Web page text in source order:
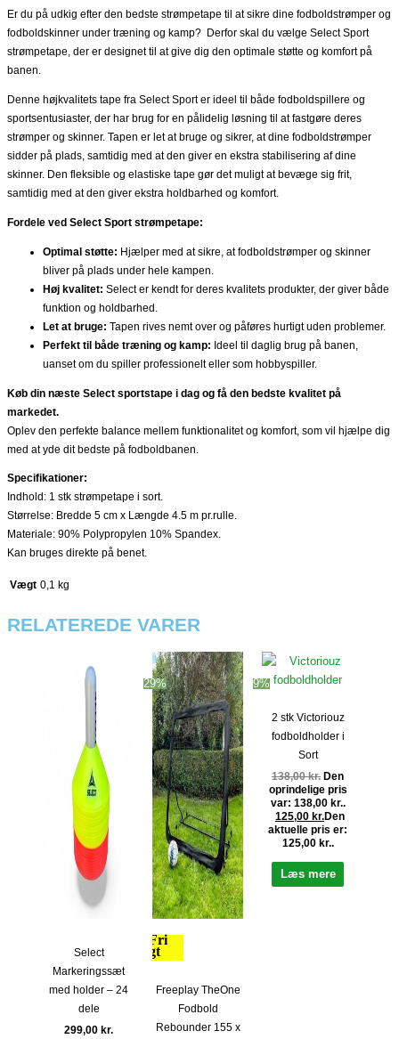
Er du på udkig efter den bedste strømpetape til at sikre dine fodboldstrømper og
fodboldskinner under træning og kamp? Derfor skal du vælge Select Sport
strømpetape, der er designet til at give dig den optimale støtte og komfort på
banen.
Denne højkvalitets tape fra Select Sport er ideel til både fodboldspillere og
sportsentusiaster, der har brug for en pålidelig løsning til at fastgøre deres
strømper og skinner. Tapen er let at bruge og sikrer, at dine fodboldstrømper
sidder på plads, samtidig med at den giver en ekstra stabilisering af dine
skinner. Den fleksible og elastiske tape gør det muligt at bevæge sig frit,
samtidig med at den giver ekstra holdbarhed og komfort.
Fordele ved Select Sport strømpetape:
Optimal støtte: Hjælper med at sikre, at fodboldstrømper og skinner
bliver på plads under hele kampen.
Høj kvalitet: Select er kendt for deres kvalitets produkter, der giver både
funktion og holdbarhed.
Let at bruge: Tapen rives nemt over og påføres hurtigt uden problemer.
Perfekt til både træning og kamp: Ideel til daglig brug på banen,
uanset om du spiller professionelt eller som hobbyspiller.
Køb din næste Select sportstape i dag og få den bedste kvalitet på
markedet.
Oplev den perfekte balance mellem funktionalitet og komfort, som vil hjælpe dig
med at yde dit bedste på fodboldbanen.
Specifikationer:
Indhold: 1 stk strømpetape i sort.
Størrelse: Bredde 5 cm x Længde 4.5 m pr.rulle.
Materiale: 90% Polypropylen 10% Spandex.
Kan bruges direkte på benet.
Vægt 0,1 kg
RELATEREDE VARER
Select
Markeringssæt
med holder – 24
dele
299,00 kr.
29%
Fri
fragt
Freeplay TheOne
Fodbold
Rebounder 155 x
9%
2 stk Victoriouz
fodboldholder i
Sort
138,00kr. Den
oprindelige pris
var: 138,00 kr..
125,00 kr.Den
aktuelle pris er:
125,00 kr..
Læs mere